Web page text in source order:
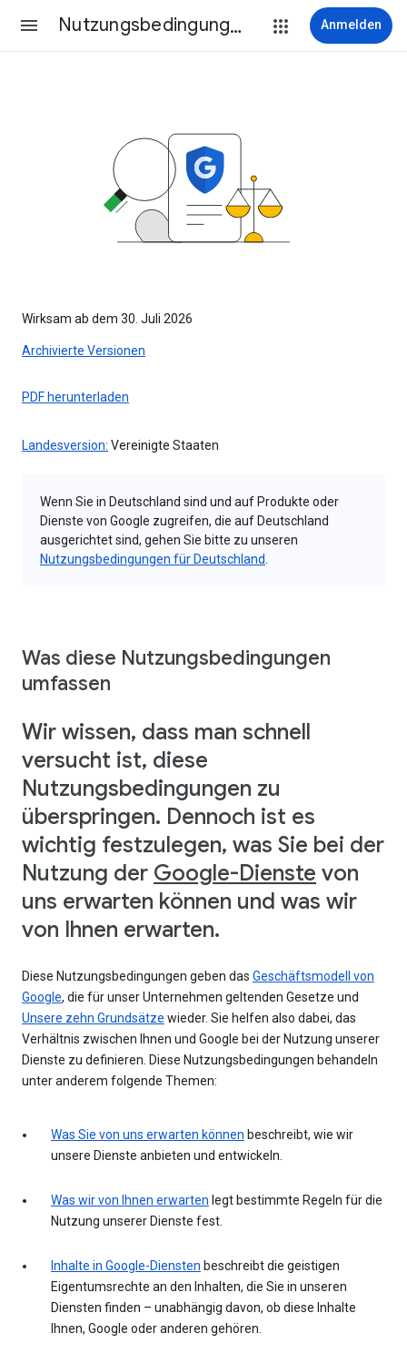
Nutzungsbedingungen Anmelden
Wirksam ab dem 30. Juli 2026
Archivierte Versionen
PDF herunterladen
Landesversion: Vereinigte Staaten
Wenn Sie in Deutschland sind und auf Produkte oder
Dienste von Google zugreifen, die auf Deutschland
ausgerichtet sind, gehen Sie bitte zu unseren
Nutzungsbedingungen für Deutschland
Was diese Nutzungsbedingungen
umfassen
Wir wissen, dass man schnell
versucht ist, diese
Nutzungsbedingungen zu
überspringen. Dennoch ist es
wichtig festzulegen, was Sie bei der
Nutzung der Google-Dienste von
uns erwarten können und was wir
von Ihnen erwarten.
Diese Nutzungsbedingungen geben das Geschäftsmodell von
Google, die für unser Unternehmen geltenden Gesetze und
Unsere zehn Grundsätze wieder. Sie helfen also dabei, das
Verhältnis zwischen Ihnen und Google bei der Nutzung unserer
Dienste zu definieren. Diese Nutzungsbedingungen behandeln
unter anderem folgende Themen:
Was Sie von uns erwarten können beschreibt, wie wir
unsere Dienste anbieten und entwickeln.
Was wir von Ihnen erwarten legt bestimmte Regeln für die
Nutzung unserer Dienste fest.
Inhalte in Google-Diensten beschreibt die geistigen
Eigentumsrechte an den Inhalten, die Sie in unseren
Diensten finden – unabhängig davon, ob diese Inhalte
Ihnen, Google oder anderen gehören.